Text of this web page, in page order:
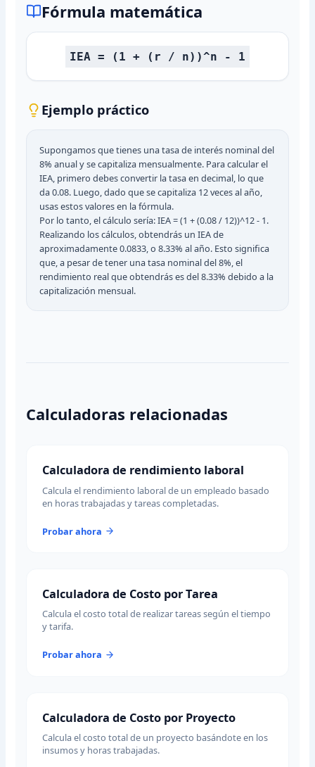
Fórmula matemática
IEA = (1 + (r / n))^n - 1
Ejemplo práctico
Supongamos que tienes una tasa de interés nominal del
8% anual y se capitaliza mensualmente. Para calcular el
IEA, primero debes convertir la tasa en decimal, lo que
da 0.08. Luego, dado que se capitaliza 12 veces al año,
usas estos valores en la fórmula.
Por lo tanto, el cálculo sería: IEA = (1 + (0.08 / 12))^12 - 1.
Realizando los cálculos, obtendrás un IEA de
aproximadamente 0.0833, o 8.33% al año. Esto significa
que, a pesar de tener una tasa nominal del 8%, el
rendimiento real que obtendrás es del 8.33% debido a la
capitalización mensual.
Calculadoras relacionadas
Calculadora de rendimiento laboral
Calcula el rendimiento laboral de un empleado basado
en horas trabajadas y tareas completadas.
Probar ahora
Calculadora de Costo por Tarea
Calcula el costo total de realizar tareas según el tiempo
y tarifa.
Probar ahora
Calculadora de Costo por Proyecto
Calcula el costo total de un proyecto basándote en los
insumos y horas trabajadas.